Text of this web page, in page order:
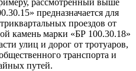
предназначается для
проездов от
камень марки «БР 100.30.18»
улиц и дорог от тротуаров,
транспорта и
путей.